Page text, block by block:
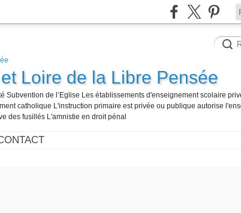
Loire de la Libre Pensée
Subvention de l’Eglise Les établissements d'enseignement scolaire
catholique L'instruction primaire est privée ou publique autorise
des fusillés L'amnistie en droit pénal